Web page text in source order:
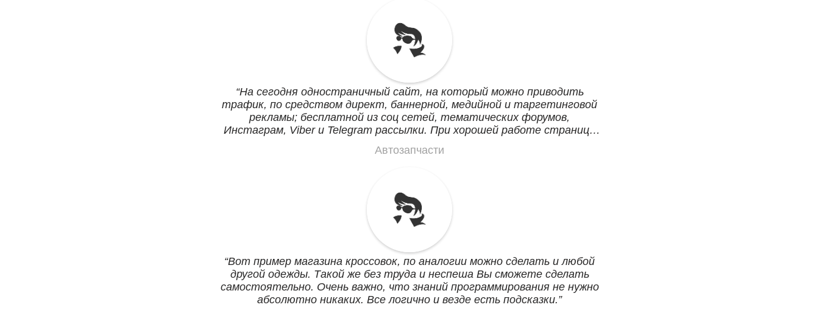
На сегодня одностраничный сайт, на который можно приводить
трафик, по средством директ, баннерной, медийной и таргетинговой
рекламы; бесплатной из соц сетей, тематических форумов,
Инстаграм, Viber и Telegram рассылки. При хорошей работе страница
Автозапчасти
Вот пример магазина кроссовок, по аналогии можно сделать и любой
другой одежды. Такой же без труда и неспеша Вы сможете сделать
самостоятельно. Очень важно, что знаний программирования не нужно
абсолютно никаких. Все логично и везде есть подсказки.